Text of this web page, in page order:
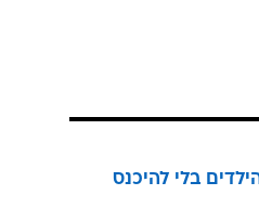
בלי להיכנס